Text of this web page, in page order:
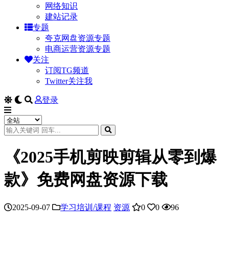
网络知识
建站记录
专题
夸克网盘资源专题
电商运营资源专题
关注
订阅TG频道
Twitter关注我
登录
《2025手机剪映剪辑从零到爆
款》免费网盘资源下载
2025-09-07 学习培训/课程 资源 0 0 96